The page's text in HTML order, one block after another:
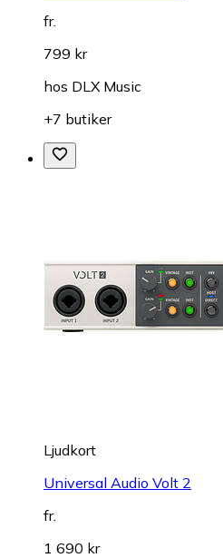
fr.
799 kr
hos DLX Music
+7 butiker
Ljudkort
Universal Audio Volt 2
fr.
1 690 kr